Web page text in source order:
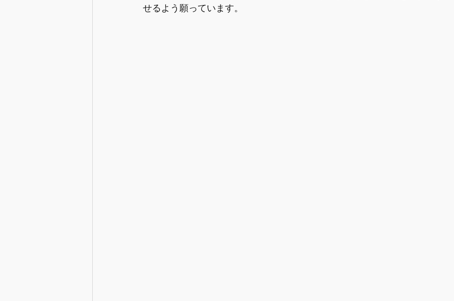
せるよう願っています。